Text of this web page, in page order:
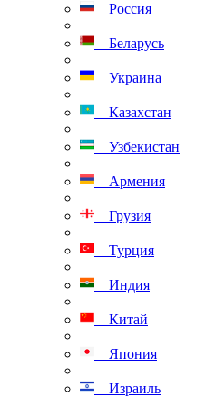
Россия
Беларусь
Украина
Казахстан
Узбекистан
Армения
Грузия
Турция
Индия
Китай
Япония
Израиль